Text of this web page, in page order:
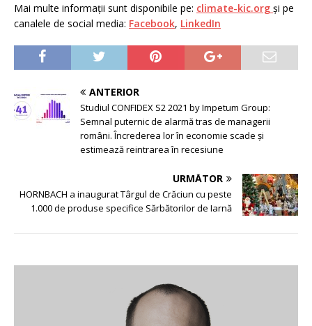
Mai multe informații sunt disponibile pe: climate-kic.org și pe
canalele de social media: Facebook, LinkedIn
ANTERIOR
Studiul CONFIDEX S2 2021 by Impetum Group:
Semnal puternic de alarmă tras de managerii
români. Încrederea lor în economie scade și
estimează reintrarea în recesiune
URMĂTOR
HORNBACH a inaugurat Târgul de Crăciun cu peste
1.000 de produse specifice Sărbătorilor de Iarnă